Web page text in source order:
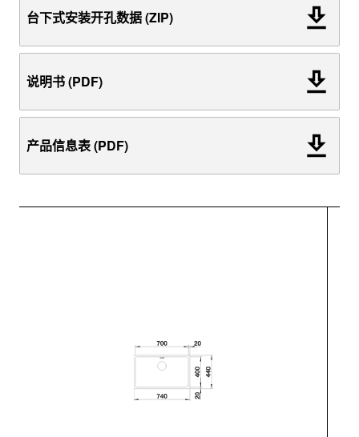
台下式安装开孔数据 (ZIP)
说明书 (PDF)
产品信息表 (PDF)